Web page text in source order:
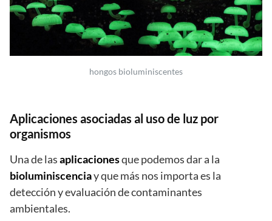
hongos bioluminiscentes
Aplicaciones asociadas al uso de luz por
organismos
Una de lasaplicacionesque podemos dar a la
bioluminiscenciay que más nos importa es la
detección y evaluación de contaminantes
ambientales.